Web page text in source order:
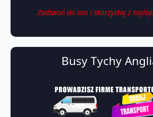
Zadzwoń do nas i skorzystaj z
Busy Tychy